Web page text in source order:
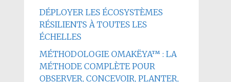
DÉPLOYER LES ÉCOSYSTÈMES
RÉSILIENTS À TOUTES LES
ÉCHELLES
MÉTHODOLOGIE OMAKËYA™ : LA
MÉTHODE COMPLÈTE POUR
OBSERVER, CONCEVOIR, PLANTER,